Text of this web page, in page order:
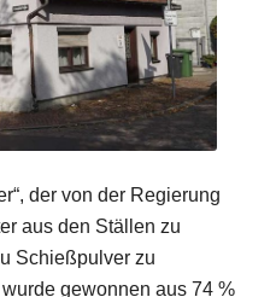
der von der Regierung
aus den Ställen zu
Schießpulver zu
gewonnen aus 74 %